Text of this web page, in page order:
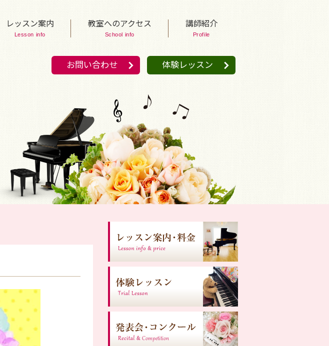
お問い合わせ 体験レッスン
レッスン案内
Lesson info
教室へのアクセス
School info
講師紹介
Profile